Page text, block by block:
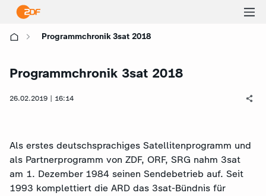
Programmchronik 3sat 2018
Programmchronik 3sat 2018
26.02.2019 | 16:14
Als erstes deutschsprachiges Satellitenprogramm und
als Partnerprogramm von ZDF, ORF, SRG nahm 3sat
am 1. Dezember 1984 seinen Sendebetrieb auf. Seit
1993 komplettiert die ARD das 3sat-Bündnis für